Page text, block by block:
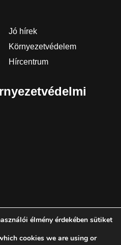
Jó hírek
Környezetvédelem
Hírcentrum
Minden jog fenntartva.
Feltételek
élmény érdekében sütiket
cookies we are using or